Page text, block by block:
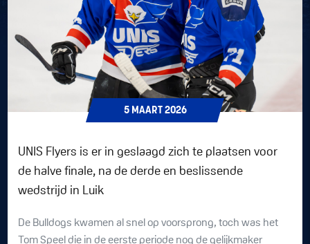
5 MAART 2026
UNIS Flyers is er in geslaagd zich te plaatsen voor
de halve finale, na de derde en beslissende
wedstrijd in Luik
De Bulldogs kwamen al snel op voorsprong, toch was het
Tom Speel die in de eerste periode nog de gelijkmaker